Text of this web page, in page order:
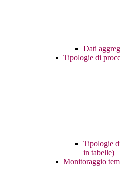
Dati
Tipologie di
Tipologie
in tabelle)
Monitoraggio